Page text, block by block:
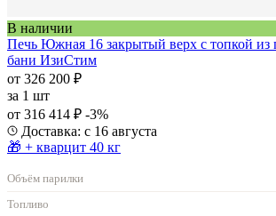
В наличии
Печь Южная 16 закрытый верх с топкой из
бани ИзиСтим
от 326 200 ₽
за 1 шт
от 316 414 ₽ -3%
Доставка: с 16 августа
🎁 + кварцит 40 кг
Объём парилки
Топливо